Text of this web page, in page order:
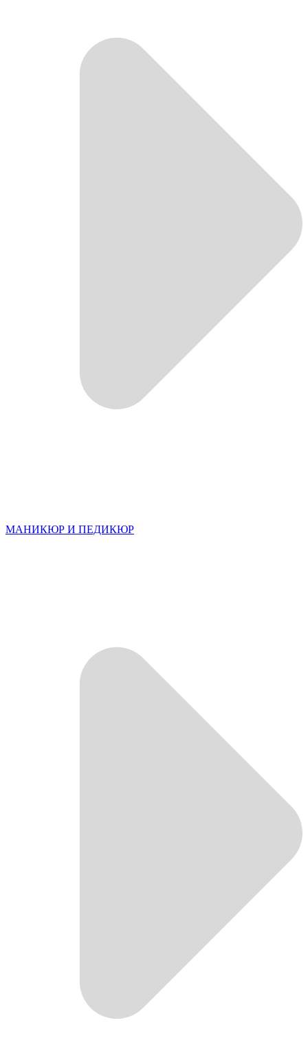
МАНИКЮР И ПЕДИКЮР